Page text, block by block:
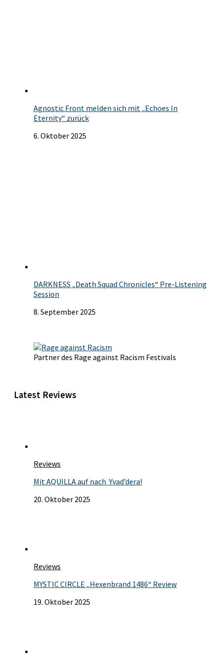
Agnostic Front melden sich mit „Echoes In
Eternity“ zurück
6. Oktober 2025
DARKNESS „Death Squad Chronicles“ Pre-Listening
Session
8. September 2025
Partner des Rage against Racism Festivals
Latest Reviews
Reviews
Mit AQUILLA auf nach Yvad’dera!
20. Oktober 2025
Reviews
MYSTIC CIRCLE „Hexenbrand 1486“ Review
19. Oktober 2025